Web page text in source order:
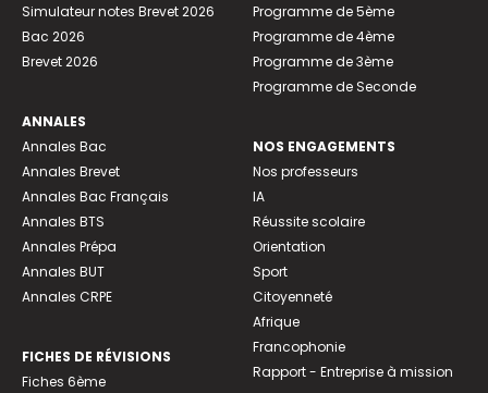
Simulateur notes Brevet 2026
Bac 2026
Brevet 2026
ANNALES
Annales Bac
Annales Brevet
Annales Bac Français
Annales BTS
Annales Prépa
Annales BUT
Annales CRPE
FICHES DE RÉVISIONS
Fiches 6ème
Programme de 5ème
Programme de 4ème
Programme de 3ème
Programme de Seconde
NOS ENGAGEMENTS
Nos professeurs
IA
Réussite scolaire
Orientation
Sport
Citoyenneté
Afrique
Francophonie
Rapport - Entreprise à mission